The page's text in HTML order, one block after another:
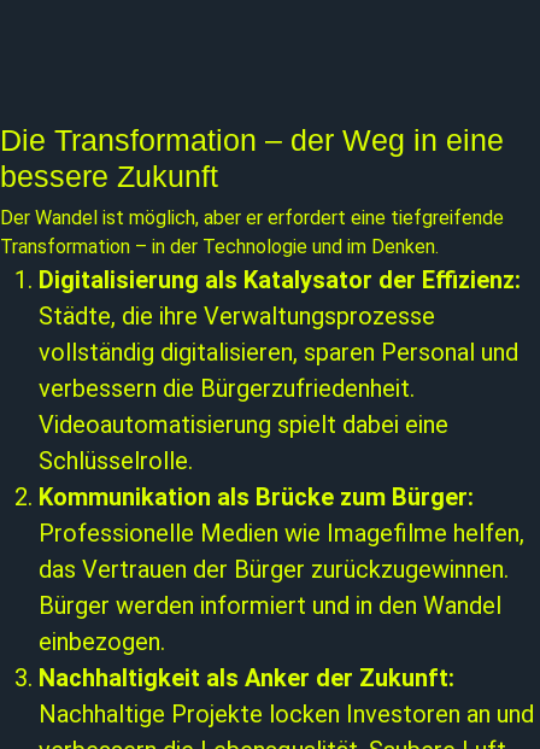
Die Transformation – der Weg in eine
bessere Zukunft
Der Wandel ist möglich, aber er erfordert eine tiefgreifende
Transformation – in der Technologie und im Denken.
Digitalisierung als Katalysator der Effizienz:
Städte, die ihre Verwaltungsprozesse
vollständig digitalisieren, sparen Personal und
verbessern die Bürgerzufriedenheit.
Videoautomatisierung spielt dabei eine
Schlüsselrolle.
Kommunikation als Brücke zum Bürger:
Professionelle Medien wie Imagefilme helfen,
das Vertrauen der Bürger zurückzugewinnen.
Bürger werden informiert und in den Wandel
einbezogen.
Nachhaltigkeit als Anker der Zukunft:
Nachhaltige Projekte locken Investoren an und